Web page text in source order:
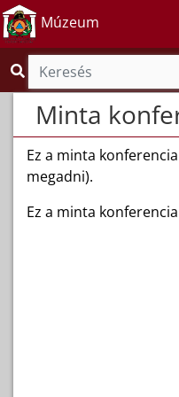
Múzeum
Minta
Ez a minta
megadni).
Ez a minta